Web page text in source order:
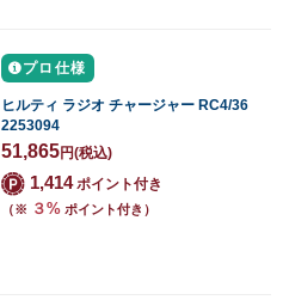
プロ仕様
ヒルティ ラジオ チャージャー RC4/36
2253094
51,865円(税込)
1,414ポイント付き
（※ ３% ポイント付き）